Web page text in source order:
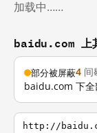
加载中……
baidu.com 上
部分被屏蔽4 间
baidu.com 下
http://